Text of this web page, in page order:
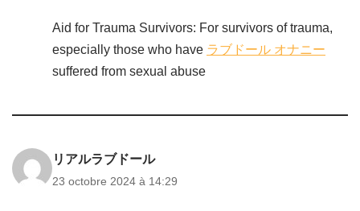
Aid for Trauma Survivors: For survivors of trauma,
especially those who have ラブドール オナニー
suffered from sexual abuse
リアルラブドール
23 octobre 2024 à 14:29